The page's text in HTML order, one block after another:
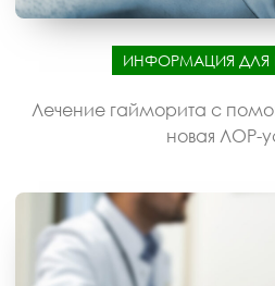
ИНФОРМАЦИЯ ДЛЯ
Лечение гайморита с
новая ЛОР-